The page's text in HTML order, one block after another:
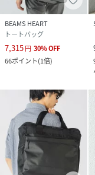
原産国
素材
品番
BEAMS HEART
トートバッグ
7,315円 30%OFF
66ポイント(1倍)